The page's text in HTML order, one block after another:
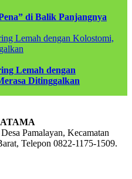
di Balik Panjangnya
Lemah dengan
Ditinggalkan
Pamalayan, Kecamatan
Telepon 0822-1175-1509.